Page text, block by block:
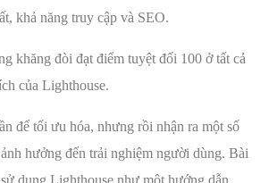
khả năng truy cập và SEO.
khăng đòi đạt điểm tuyệt đối 100 ở tất cả
của Lighthouse.
để tối ưu hóa, nhưng rồi nhận ra một số
hưởng đến trải nghiệm người dùng. Bài